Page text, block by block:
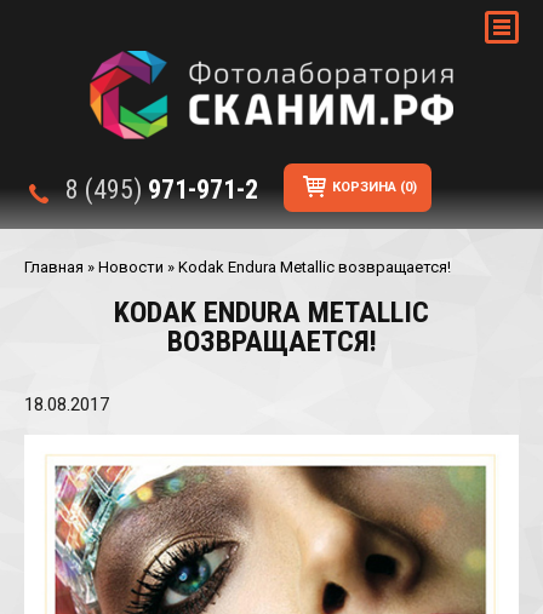
8 (495) 971-971-2 КОРЗИНА (0)
Главная » Новости » Kodak Endura Metallic возвращается!
KODAK ENDURA METALLIC
ВОЗВРАЩАЕТСЯ!
18.08.2017